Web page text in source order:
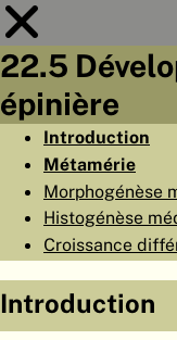
22.5
épinière
Introduction
Métamérie
Morphogénèse
Histogénèse
Croissance
Introduction